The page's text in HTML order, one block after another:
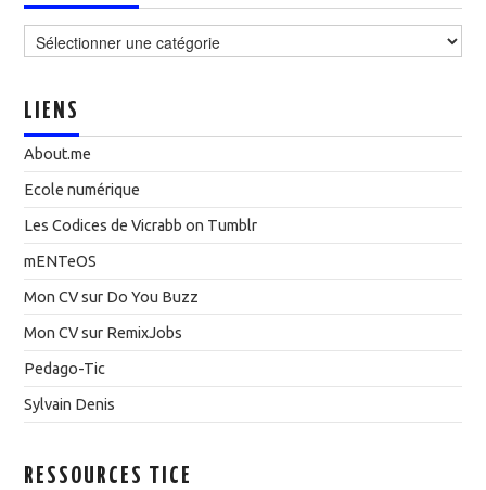
LIENS
About.me
Ecole numérique
Les Codices de Vicrabb on Tumblr
mENTeOS
Mon CV sur Do You Buzz
Mon CV sur RemixJobs
Pedago-Tic
Sylvain Denis
RESSOURCES TICE